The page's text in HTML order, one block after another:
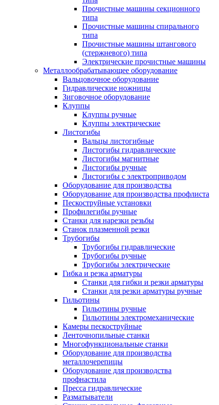
Прочистные машины секционного
типа
Прочистные машины спирального
типа
Прочистные машины штангового
(стержневого) типа
Электрические прочистные машины
Металлообрабатывающее оборудование
Вальцовочное оборудование
Гидравлические ножницы
Зиговочное оборудование
Клуппы
Клуппы ручные
Клуппы электрические
Листогибы
Вальцы листогибные
Листогибы гидравлические
Листогибы магнитные
Листогибы ручные
Листогибы с электроприводом
Оборудование для производства
Оборудование для производства профлиста
Пескоструйные установки
Профилегибы ручные
Станки для нарезки резьбы
Станок плазменной резки
Трубогибы
Трубогибы гидравлические
Трубогибы ручные
Трубогибы электрические
Гибка и резка арматуры
Станки для гибки и резки арматуры
Станки для резки арматуры ручные
Гильотины
Гильотины ручные
Гильотины электромеханические
Камеры пескоструйные
Ленточнопильные станки
Многофункциональные станки
Оборудование для производства
металлочерепицы
Оборудование для производства
профнастила
Пресса гидравлические
Разматыватели